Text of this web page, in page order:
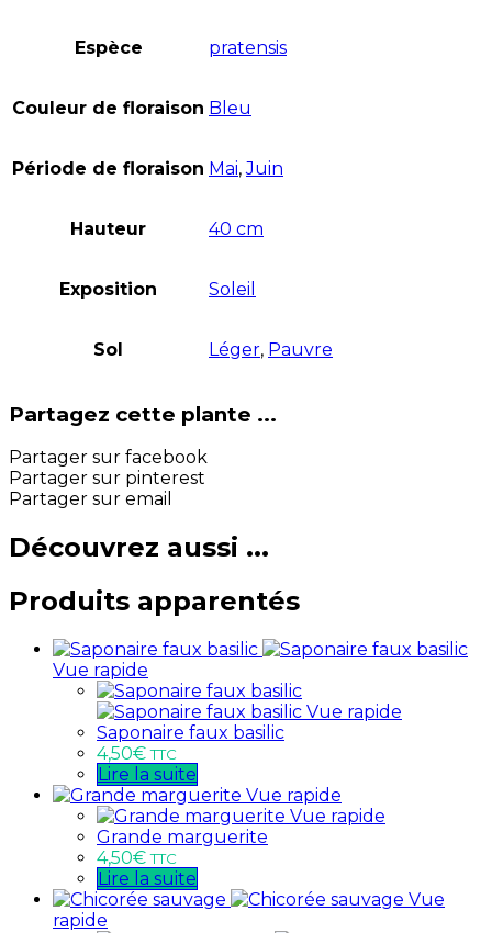
Espèce pratensis
Couleur de floraison Bleu
Période de floraison Mai,Juin
Hauteur 40 cm
Exposition Soleil
Sol Léger, Pauvre
Partagez cette plante ...
Partager sur facebook
Partager sur pinterest
Partager sur email
Découvrez aussi ...
Produits apparentés
Vue rapide
Vue rapide
Saponaire faux basilic
4,50€ TTC
Lire la suite
Vue rapide
Vue rapide
Grande marguerite
4,50€ TTC
Lire la suite
Vue
rapide